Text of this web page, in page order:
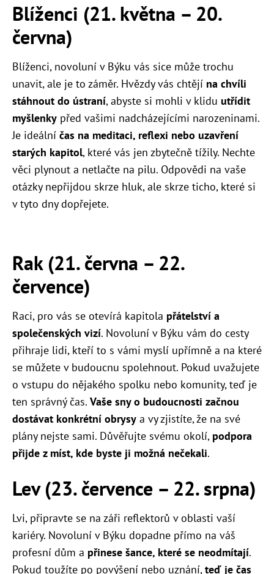
Blíženci (21. května – 20.
června)
Blíženci, novoluní v Býku vás sice může trochu
unavit, ale je to záměr. Hvězdy vás chtějí na chvíli
stáhnout do ústraní, abyste si mohli v klidu utřídit
myšlenky před vašimi nadcházejícími narozeninami.
Je ideální čas na meditaci, reflexi nebo uzavření
starých kapitol, které vás jen zbytečně tížily. Nechte
věci plynout a netlačte na pilu. Odpovědi na vaše
otázky nepřijdou skrze hluk, ale skrze ticho, které si
v tyto dny dopřejete.
Rak (21. června – 22.
července)
Raci, pro vás se otevírá kapitola přátelství a
společenských vizí. Novoluní v Býku vám do cesty
přihraje lidi, kteří to s vámi myslí upřímně a na které
se můžete v budoucnu spolehnout. Pokud uvažujete
o vstupu do nějakého spolku nebo komunity, teď je
ten správný čas. Vaše sny o budoucnosti začnou
dostávat konkrétní obrysy a vy zjistíte, že na své
plány nejste sami. Důvěřujte svému okolí, podpora
přijde z míst, kde byste ji možná nečekali.
Lev (23. července – 22. srpna)
Lvi, připravte se na záři reflektorů v oblasti vaší
kariéry. Novoluní v Býku dopadne přímo na váš
profesní dům a přinese šance, které se neodmítají.
Pokud toužíte po povýšení nebo uznání,teď je čas